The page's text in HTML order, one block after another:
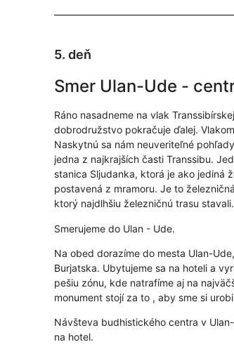
5. deň
Smer Ulan-Ude -
Ráno nasadneme na vlak
dobrodružstvo pokračuje ďalej.
Naskytnú sa nám neuveriteľné
jedna z najkrajších časti Transsibu.
stanica Sljudanka, ktorá je ako jediná
postavená z mramoru. Je to
ktorý najdlhšiu železničnú trasu stavali.
Smerujeme do Ulan - Ude.
Na obed dorazíme do mesta Ulan-
Burjatska. Ubytujeme sa na hoteli a
pešiu zónu, kde natrafíme aj na
monument stojí za to , aby sme si
Návšteva budhistického centra v
na hotel.